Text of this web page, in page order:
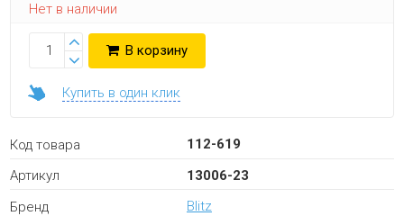
Нет в наличии
В корзину
Купить в один клик
Код товара
112-619
Артикул
13006-23
Бренд
Blitz